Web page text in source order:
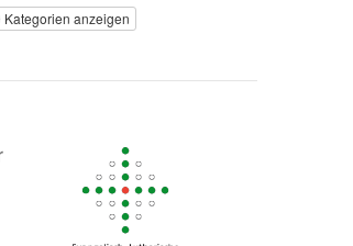
Kategorien anzeigen